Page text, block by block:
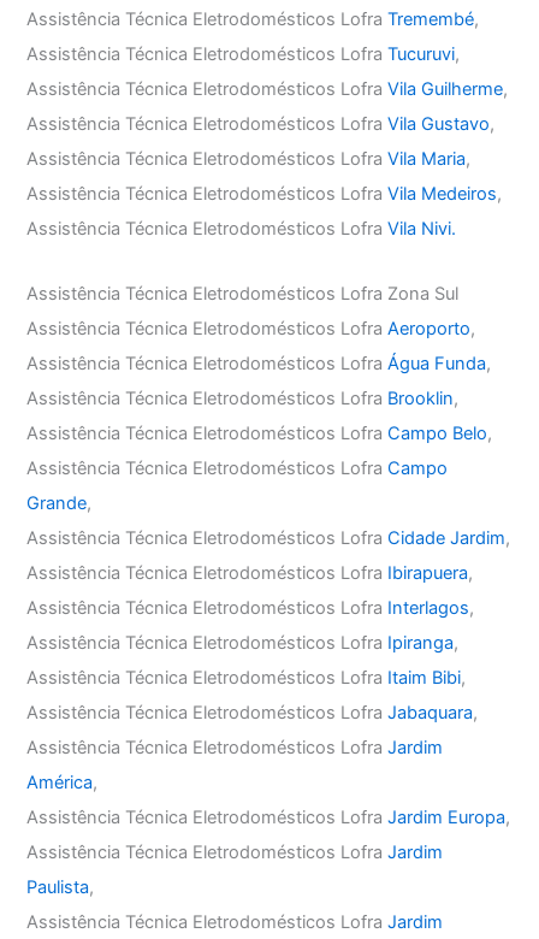
Assistência Técnica Eletrodomésticos LofraTremembé,
Assistência Técnica Eletrodomésticos LofraTucuruvi,
Assistência Técnica Eletrodomésticos LofraVila Guilherme,
Assistência Técnica Eletrodomésticos LofraVila Gustavo,
Assistência Técnica Eletrodomésticos LofraVila Maria,
Assistência Técnica Eletrodomésticos LofraVila Medeiros,
Assistência Técnica Eletrodomésticos LofraVila Nivi.
Assistência Técnica Eletrodomésticos Lofra Zona Sul
Assistência Técnica Eletrodomésticos LofraAeroporto,
Assistência Técnica Eletrodomésticos LofraÁgua Funda,
Assistência Técnica Eletrodomésticos Lofra Brooklin,
Assistência Técnica Eletrodomésticos LofraCampo Belo,
Assistência Técnica Eletrodomésticos LofraCampo
Grande,
Assistência Técnica Eletrodomésticos LofraCidade Jardim,
Assistência Técnica Eletrodomésticos Lofra Ibirapuera,
Assistência Técnica Eletrodomésticos Lofra Interlagos,
Assistência Técnica Eletrodomésticos Lofra Ipiranga,
Assistência Técnica Eletrodomésticos Lofra Itaim Bibi,
Assistência Técnica Eletrodomésticos LofraJabaquara,
Assistência Técnica Eletrodomésticos LofraJardim
América,
Assistência Técnica Eletrodomésticos LofraJardim Europa,
Assistência Técnica Eletrodomésticos LofraJardim
Paulista,
Assistência Técnica Eletrodomésticos LofraJardim